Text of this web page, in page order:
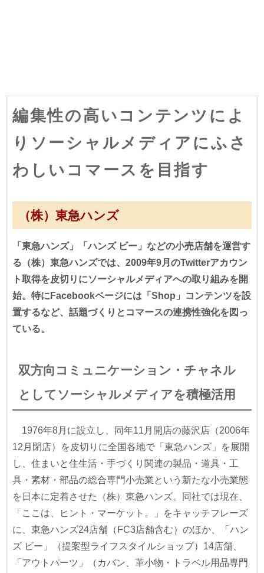
編集性の高いコンテンツによ
りソーシャルメディアにふさ
わしいコマースを目指す
（株）東急ハンズ
「東急ハンズ」「ハンズ ビー」などの小売店舗を運営す
る（株）東急ハンズでは、2009年9月のTwitterアカウン
ト取得を皮切りにソーシャルメディアへの取り組みを開
始。特にFacebookページには「Shop」コンテンツを設
置するなど、話題づくりとコマースの連携性強化を図っ
ている。
双方向コミュニケーション・チャネル
としてソーシャルメディアを積極活用
1976年8月に設立し、同年11月開店の藤沢店（2006年
12月閉店）を皮切りに全国各地で「東急ハンズ」を展開
し、住まいと住生活・手づくり関連の製品・道具・工
具・素材・部品の総合専門小売業という新たな小売業態
を日本に定着させた（株）東急ハンズ。同社では現在、
「ここは、ヒント・マーケット。」をキャッチフレーズ
に、東急ハンズ24店舗（FC3店舗含む）のほか、「ハン
ズ ビー」（提案型ライフスタイルショップ）14店舗、
「アウトパーツ」（カバン、革小物・トラベル用品専門